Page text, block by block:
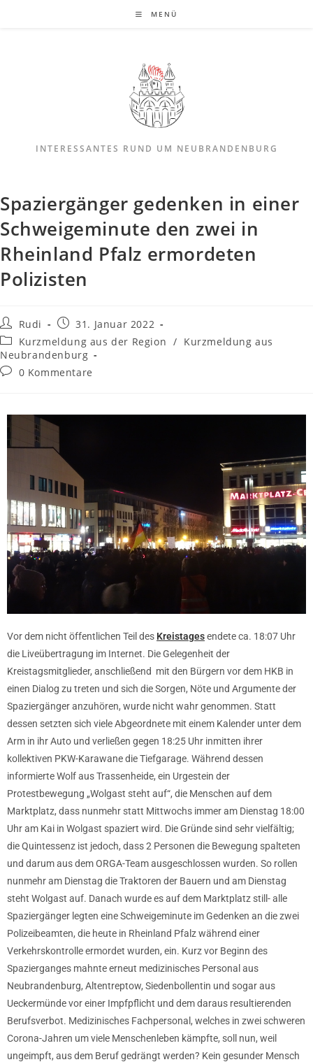
MENÜ
INTERESSANTES RUND UM NEUBRANDENBURG
Spaziergänger gedenken in einer
Schweigeminute den zwei in
Rheinland Pfalz ermordeten
Polizisten
Rudi
31. Januar 2022
Kurzmeldung aus der Region / Kurzmeldung aus
Neubrandenburg
0 Kommentare
Vor dem nicht öffentlichen Teil des Kreistagesendete ca. 18:07 Uhr
die Liveübertragung im Internet. Die Gelegenheit der
Kreistagsmitglieder, anschließend mit den Bürgern vor dem HKB in
einen Dialog zu treten und sich die Sorgen, Nöte und Argumente der
Spaziergänger anzuhören, wurde nicht wahr genommen. Statt
dessen setzten sich viele Abgeordnete mit einem Kalender unter dem
Arm in ihr Auto und verließen gegen 18:25 Uhr inmitten ihrer
kollektiven PKW-Karawane die Tiefgarage. Während dessen
informierte Wolf aus Trassenheide, ein Urgestein der
Protestbewegung „Wolgast steht auf“, die Menschen auf dem
Marktplatz, dass nunmehr statt Mittwochs immer am Dienstag 18:00
Uhr am Kai in Wolgast spaziert wird. Die Gründe sind sehr vielfältig;
die Quintessenz ist jedoch, dass 2 Personen die Bewegung spalteten
und darum aus dem ORGA-Team ausgeschlossen wurden. So rollen
nunmehr am Dienstag die Traktoren der Bauern und am Dienstag
steht Wolgast auf. Danach wurde es auf dem Marktplatz still- alle
Spaziergänger legten eine Schweigeminute im Gedenken an die zwei
Polizeibeamten, die heute in Rheinland Pfalz während einer
Verkehrskontrolle ermordet wurden, ein. Kurz vor Beginn des
Spazierganges mahnte erneut medizinisches Personal aus
Neubrandenburg, Altentreptow, Siedenbollentin und sogar aus
Ueckermünde vor einer Impfpflicht und dem daraus resultierenden
Berufsverbot. Medizinisches Fachpersonal, welches in zwei schweren
Corona-Jahren um viele Menschenleben kämpfte, soll nun, weil
ungeimpft, aus dem Beruf gedrängt werden? Kein gesunder Mensch